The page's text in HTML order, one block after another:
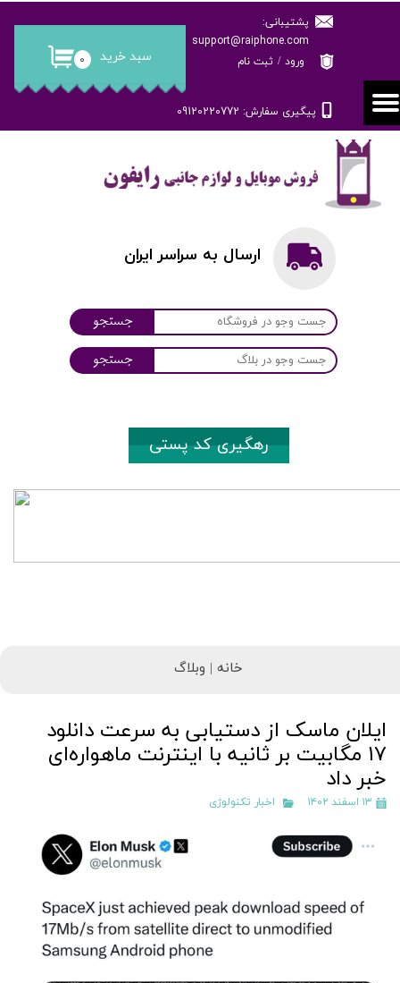
پشتیبانی:
support@raiphone.com
پیگیری سفارش: 09120220772
۰ سبد خرید ورود / ثبت نام
حساب کاربری من
تغییر گذر واژه
سفارشات
خروج از حساب کاربری
جستجو
جستجو
ارسال به سراسر ایران
رهگیری کد پستی
خانه | وبلاگ
ایلان ماسک از دستیابی به سرعت دانلود
۱۷ مگابیت بر ثانیه با اینترنت ماهواره‌ای
خبر داد
۱۳ اسفند ۱۴۰۲ اخبار تکنولوژی